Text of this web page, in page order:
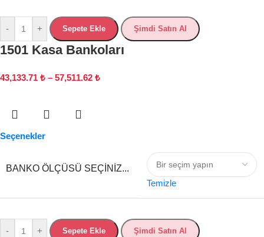
- + Sepete Ekle Şimdi Satın Al
1501 Kasa Bankoları
43,133.71 ₺ – 57,511.62 ₺
Seçenekler
BANKO ÖLÇÜSÜ SEÇINIZ...
Temizle
- + Sepete Ekle Şimdi Satın Al